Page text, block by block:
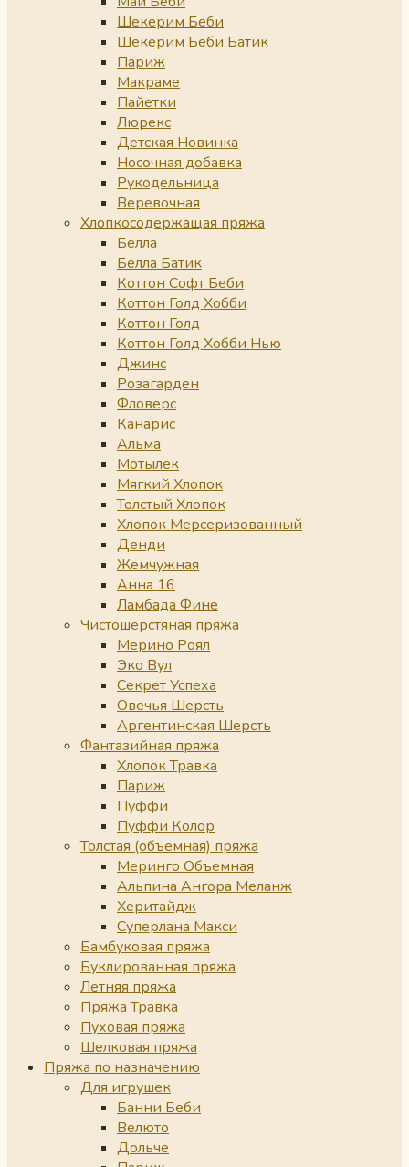
Шекерим Беби
Шекерим Беби Батик
Париж
Макраме
Пайетки
Люрекс
Детская Новинка
Носочная добавка
Рукодельница
Веревочная
Хлопкосодержащая пряжа
Белла
Белла Батик
Коттон Софт Беби
Коттон Голд Хобби
Коттон Голд
Коттон Голд Хобби Нью
Джинс
Розагарден
Фловерс
Канарис
Альма
Мотылек
Мягкий Хлопок
Толстый Хлопок
Хлопок Мерсеризованный
Денди
Жемчужная
Анна 16
Ламбада Фине
Чистошерстяная пряжа
Мерино Роял
Эко Вул
Секрет Успеха
Овечья Шерсть
Аргентинская Шерсть
Фантазийная пряжа
Хлопок Травка
Париж
Пуффи
Пуффи Колор
Толстая (объемная) пряжа
Меринго Объемная
Альпина Ангора Меланж
Херитайдж
Суперлана Макси
Бамбуковая пряжа
Буклированная пряжа
Летняя пряжа
Пряжа Травка
Пуховая пряжа
Шелковая пряжа
Пряжа по назначению
Для игрушек
Банни Беби
Велюто
Дольче